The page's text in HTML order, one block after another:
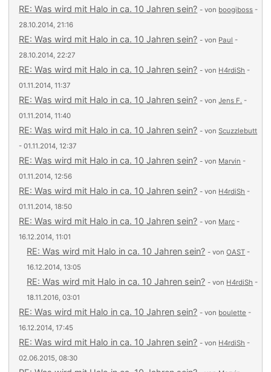
RE: Was wird mit Halo in ca. 10 Jahren sein? - von boogiboss -
28.10.2014, 21:16
RE: Was wird mit Halo in ca. 10 Jahren sein? - von Paul -
28.10.2014, 22:27
RE: Was wird mit Halo in ca. 10 Jahren sein? - von H4rdiSh -
01.11.2014, 11:37
RE: Was wird mit Halo in ca. 10 Jahren sein? - vonJens F. -
01.11.2014, 11:40
RE: Was wird mit Halo in ca. 10 Jahren sein? - vonScuzzlebutt
- 01.11.2014, 12:37
RE: Was wird mit Halo in ca. 10 Jahren sein? - von Marvin -
01.11.2014, 12:56
RE: Was wird mit Halo in ca. 10 Jahren sein? - von H4rdiSh -
01.11.2014, 18:50
RE: Was wird mit Halo in ca. 10 Jahren sein? - von Marc -
16.12.2014, 11:01
RE: Was wird mit Halo in ca. 10 Jahren sein? - vonOAST -
16.12.2014, 13:05
RE: Was wird mit Halo in ca. 10 Jahren sein? - von H4rdiSh -
18.11.2016, 03:01
RE: Was wird mit Halo in ca. 10 Jahren sein? - von boulette -
16.12.2014, 17:45
RE: Was wird mit Halo in ca. 10 Jahren sein? - von H4rdiSh -
02.06.2015, 08:30